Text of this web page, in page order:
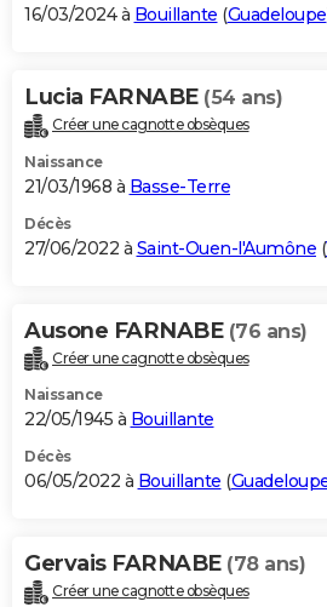
16/03/2024 à Bouillante (Guadeloupe
Lucia FARNABE (54 ans)
Créer une cagnotte obsèques
Naissance
21/03/1968 à Basse-Terre
Décès
27/06/2022 à Saint-Ouen-l'Aumône (
Ausone FARNABE (76 ans)
Créer une cagnotte obsèques
Naissance
22/05/1945 à Bouillante
Décès
06/05/2022 à Bouillante (
Gervais FARNABE (78 ans)
Créer une cagnotte obsèques